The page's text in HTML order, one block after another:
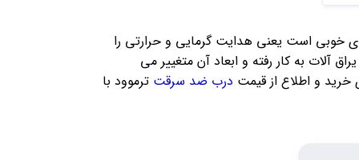
خوبی است یعنی هدایت گرمایی و حرارتی را
آلات به کار رفته و ابعاد آن متغییر می
خرید و اطلاع از قیمت درب ضد سرقت ترموود با